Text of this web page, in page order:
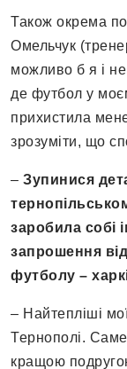
Також окрема
Омельчук
можливо б я і
де футбол у
прихистила
зрозуміти, що
– Зупинися
заробила собі
запрошення
футболу –
– Найтепліші
Тернополі.
кращою